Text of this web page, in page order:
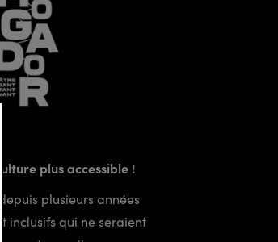
plus accessible !
plusieurs années
inclusifs qui ne seraient